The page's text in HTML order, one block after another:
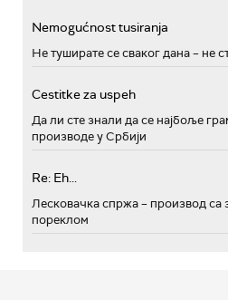
Nemogućnost tusiranja
Не туширате се сваког дана – не
Cestitke za uspeh
Да ли сте знали да се најбоље
производе у Србији
Re: Eh...
Лесковачка спржа – производ
пореклом